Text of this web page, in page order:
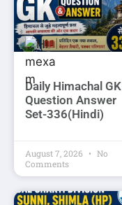
Daily Himachal GK
Question Answer
Set-336(Hindi)
August 7, 2026
No
Comments